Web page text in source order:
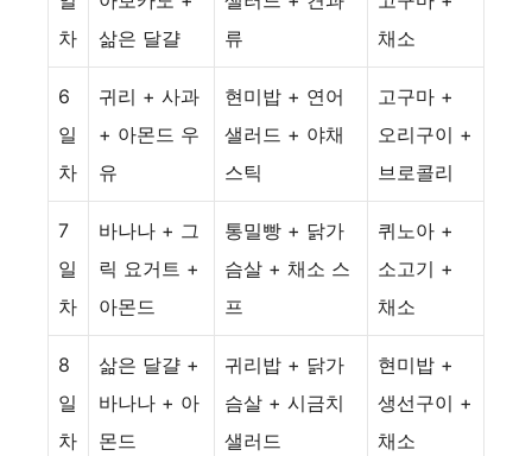
차
삶은 달걀
류
채소
6
일
차
귀리 + 사과
+ 아몬드 우
유
현미밥 + 연어
샐러드 + 야채
스틱
고구마 +
오리구이 +
브로콜리
7
일
차
바나나 + 그
릭 요거트 +
아몬드
통밀빵 + 닭가
슴살 + 채소 스
프
퀴노아 +
소고기 +
채소
8
일
차
삶은 달걀 +
바나나 + 아
몬드
귀리밥 + 닭가
슴살 + 시금치
샐러드
현미밥 +
생선구이 +
채소